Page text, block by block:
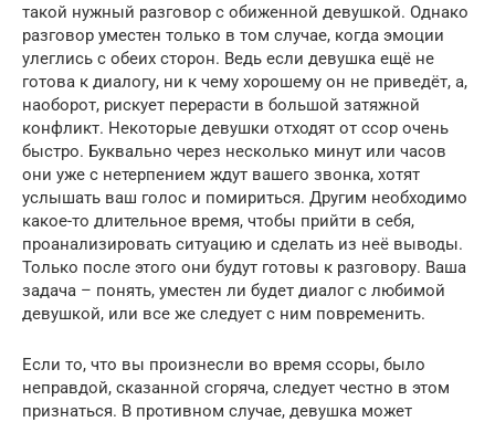
такой нужный разговор с обиженной девушкой. Однако
разговор уместен только в том случае, когда эмоции
улеглись с обеих сторон. Ведь если девушка ещё не
готова к диалогу, ни к чему хорошему он не приведёт, а,
наоборот, рискует перерасти в большой затяжной
конфликт. Некоторые девушки отходят от ссор очень
быстро. Буквально через несколько минут или часов
они уже с нетерпением ждут вашего звонка, хотят
услышать ваш голос и помириться. Другим необходимо
какое-то длительное время, чтобы прийти в себя,
проанализировать ситуацию и сделать из неё выводы.
Только после этого они будут готовы к разговору. Ваша
задача – понять, уместен ли будет диалог с любимой
девушкой, или все же следует с ним повременить.
Если то, что вы произнесли во время ссоры, было
неправдой, сказанной сгоряча, следует честно в этом
признаться. В противном случае, девушка может